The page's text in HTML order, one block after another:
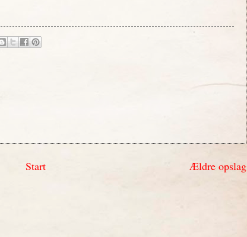
Ældre opslag
Start